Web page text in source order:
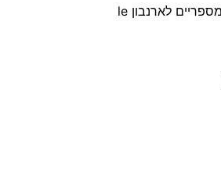
/ מספריים לארנבון le